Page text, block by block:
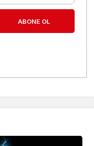
ABONE OL